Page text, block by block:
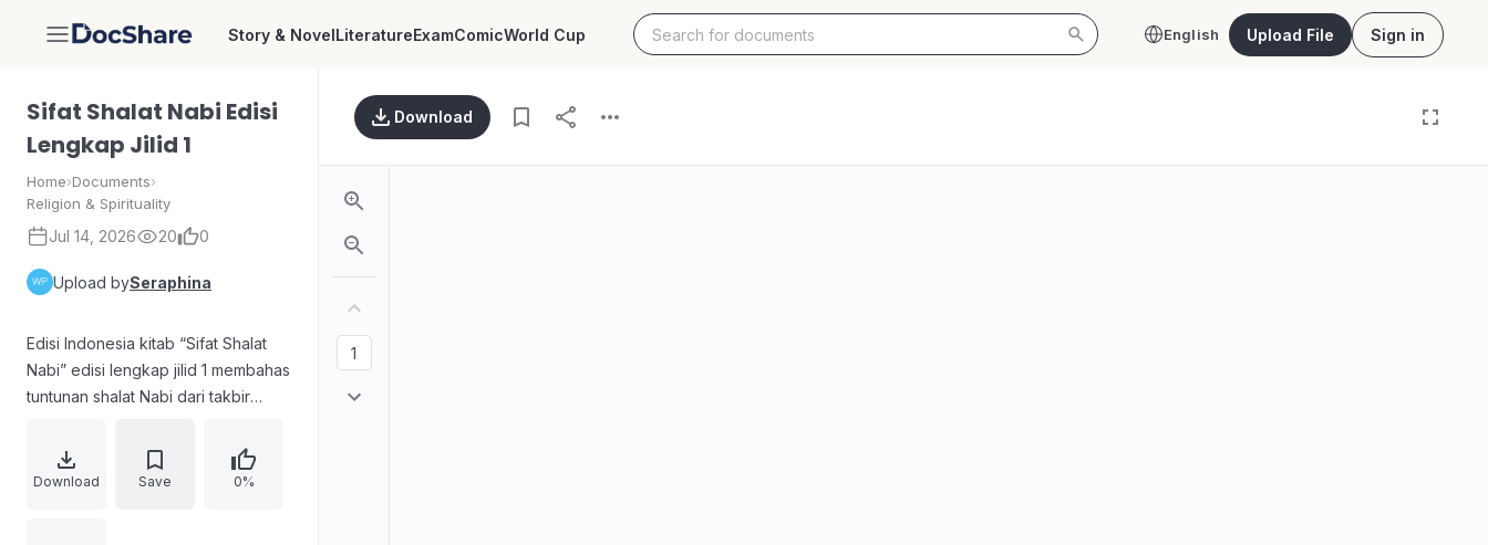
DocShare Story & NovelLiteratureExamComicWorld Cup English Upload File Sign in
Sifat Shalat Nabi Edisi
Lengkap Jilid 1
Home›Documents›
Religion & Spirituality
Jul 14, 2026 20 0
Upload bySeraphina
Edisi Indonesia kitab “Sifat Shalat
Nabi” edisi lengkap jilid 1 membahas
tuntunan shalat Nabi dari takbir
Sunnah, disertai penjelasan
kewajiban mengikuti sunnah dan
Download Save 0%
Download